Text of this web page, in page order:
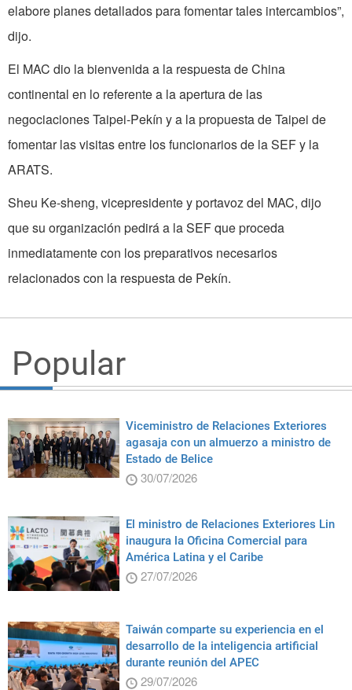
elabore planes detallados para fomentar tales intercambios”,
dijo.
El MAC dio la bienvenida a la respuesta de China
continental en lo referente a la apertura de las
negociaciones Taipei-Pekín y a la propuesta de Taipei de
fomentar las visitas entre los funcionarios de la SEF y la
ARATS.
Sheu Ke-sheng, vicepresidente y portavoz del MAC, dijo
que su organización pedirá a la SEF que proceda
inmediatamente con los preparativos necesarios
relacionados con la respuesta de Pekín.
Popular
Viceministro de Relaciones Exteriores
agasaja con un almuerzo a ministro de
Estado de Belice
30/07/2026
El ministro de Relaciones Exteriores Lin
inaugura la Oficina Comercial para
América Latina y el Caribe
27/07/2026
Taiwán comparte su experiencia en el
desarrollo de la inteligencia artificial
durante reunión del APEC
29/07/2026